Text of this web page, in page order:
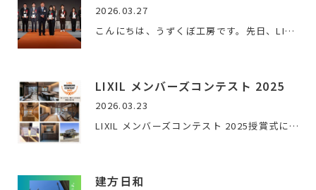
2026.03.27
こんにちは、うずくぼ工房です。先日、LIXIL メンバーズコンテ…
LIXIL メンバーズコンテスト 2025
2026.03.23
LIXIL メンバーズコンテスト 2025授賞式に担当のMさんが参加さ…
建方日和